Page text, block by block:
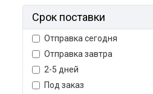
Срок поставки
Отправка сегодня
Отправка завтра
2-5 дней
Под заказ